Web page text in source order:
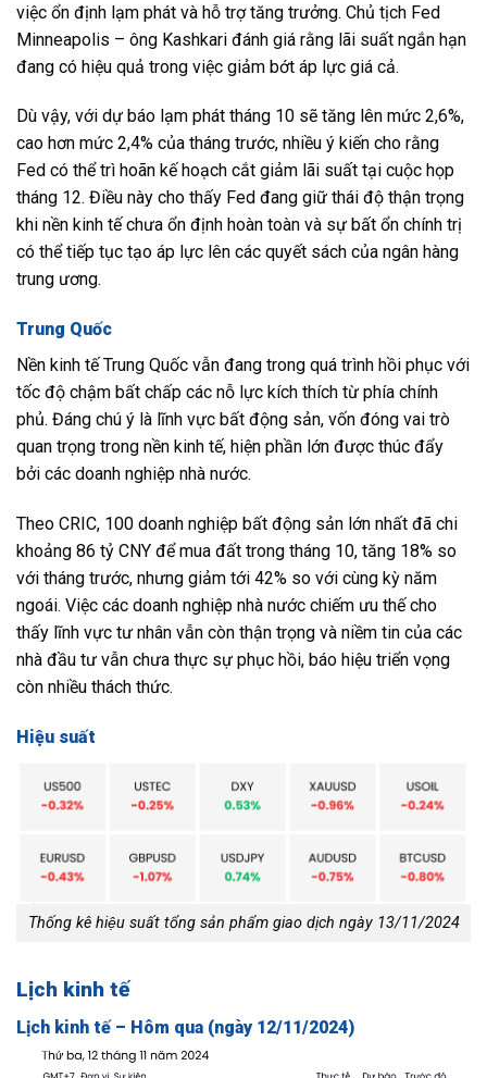
việc ổn định lạm phát và hỗ trợ tăng trưởng. Chủ tịch Fed
Minneapolis – ông Kashkari đánh giá rằng lãi suất ngắn hạn
đang có hiệu quả trong việc giảm bớt áp lực giá cả.
Dù vậy, với dự báo lạm phát tháng 10 sẽ tăng lên mức 2,6%,
cao hơn mức 2,4% của tháng trước, nhiều ý kiến cho rằng
Fed có thể trì hoãn kế hoạch cắt giảm lãi suất tại cuộc họp
tháng 12. Điều này cho thấy Fed đang giữ thái độ thận trọng
khi nền kinh tế chưa ổn định hoàn toàn và sự bất ổn chính trị
có thể tiếp tục tạo áp lực lên các quyết sách của ngân hàng
trung ương.
Trung Quốc
Nền kinh tế Trung Quốc vẫn đang trong quá trình hồi phục với
tốc độ chậm bất chấp các nỗ lực kích thích từ phía chính
phủ. Đáng chú ý là lĩnh vực bất động sản, vốn đóng vai trò
quan trọng trong nền kinh tế, hiện phần lớn được thúc đẩy
bởi các doanh nghiệp nhà nước.
Theo CRIC, 100 doanh nghiệp bất động sản lớn nhất đã chi
khoảng 86 tỷ CNY để mua đất trong tháng 10, tăng 18% so
với tháng trước, nhưng giảm tới 42% so với cùng kỳ năm
ngoái. Việc các doanh nghiệp nhà nước chiếm ưu thế cho
thấy lĩnh vực tư nhân vẫn còn thận trọng và niềm tin của các
nhà đầu tư vẫn chưa thực sự phục hồi, báo hiệu triển vọng
còn nhiều thách thức.
Hiệu suất
Thống kê hiệu suất tổng sản phẩm giao dịch ngày 13/11/2024
Lịch kinh tế
Lịch kinh tế – Hôm qua (ngày 12/11/2024)